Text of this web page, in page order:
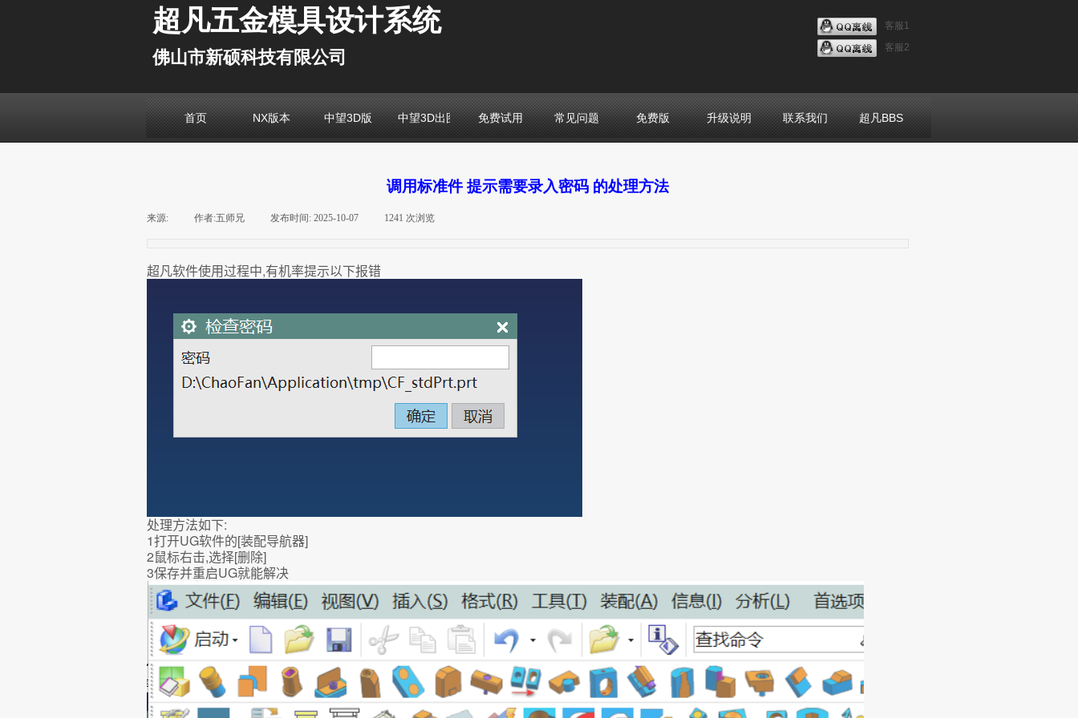
超凡五金模具设计系统
客服1
客服2
佛山市新硕科技有限公司
首页 NX版本 中望3D版 中望3D出图版 免费试用 常见问题 免费版 升级说明 联系我们 超凡BBS
调用标准件 提示需要录入密码 的处理方法
来源: 作者:五师兄 发布时间: 2025-10-07 1241 次浏览
超凡软件使用过程中,有机率提示以下报错
处理方法如下:
1打开UG软件的[装配导航器]
2鼠标右击,选择[删除]
3保存并重启UG就能解决